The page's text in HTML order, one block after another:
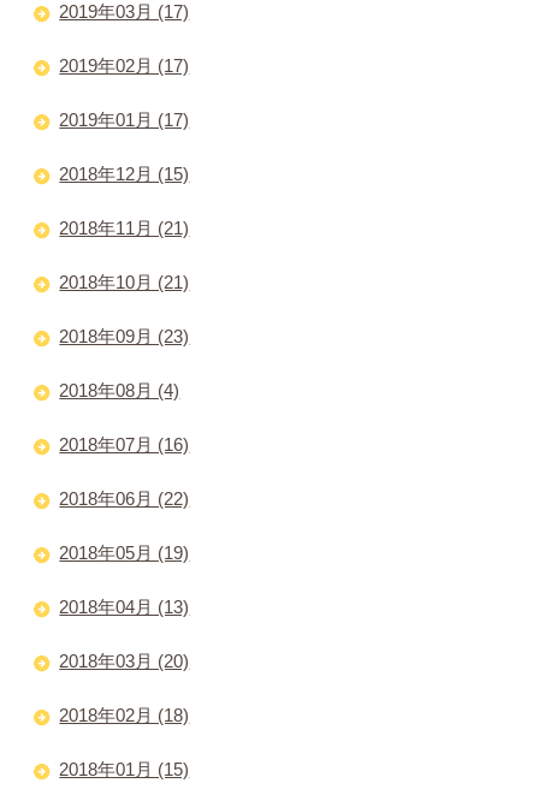
2019年03月 (17)
2019年02月 (17)
2019年01月 (17)
2018年12月 (15)
2018年11月 (21)
2018年10月 (21)
2018年09月 (23)
2018年08月 (4)
2018年07月 (16)
2018年06月 (22)
2018年05月 (19)
2018年04月 (13)
2018年03月 (20)
2018年02月 (18)
2018年01月 (15)